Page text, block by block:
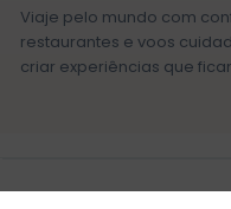
Viaje pelo mundo com
restaurantes e voos
criar experiências que